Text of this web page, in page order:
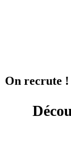
On recrute !